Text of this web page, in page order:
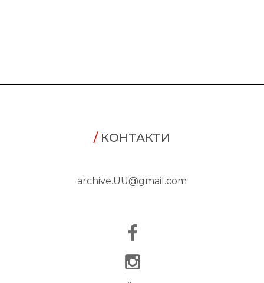
/КОНТАКТИ
archive.UU@gmail.com